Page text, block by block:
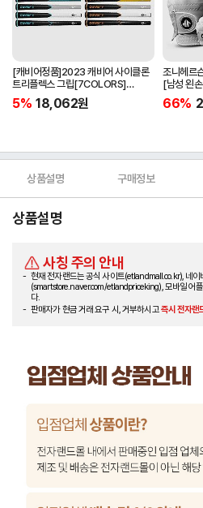
[캐비어정품]2023 캐비어 사이클론
트리플렉스 그립[7COLORS]
[라운드][39g/42g/46g/50g]
[R/S 토크]
5% 18,062원
조니헤르
[남성 왼
[화이트][
66%
상품설명 구매정보
상품설명
사칭 주의 안내
현재 전자랜드는 공식 사이트(etlandmall.co.kr), 네이
(smartstore.naver.com/etlandpriceking), 모바일 어
다.
판매자가 현금 거래 요구 시, 거부하시고즉시 전자랜